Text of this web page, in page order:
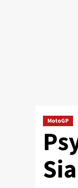
MotoGP